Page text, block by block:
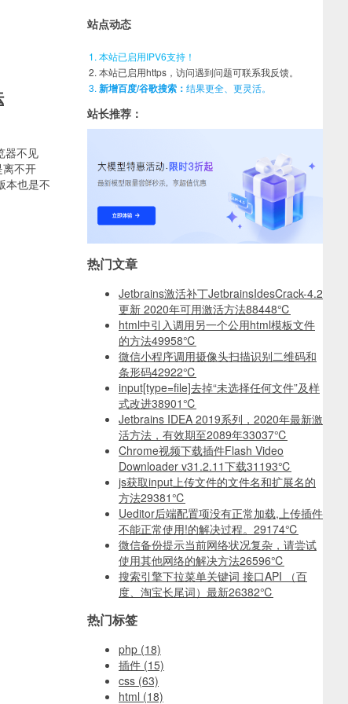
器不见
离不开
本也是不
站点动态
本站已启用IPV6支持！
本站已启用https，访问遇到问题可联系我反馈。
新增百度/谷歌搜索： 结果更全、更灵活。
站长推荐：
热门文章
Jetbrains激活补丁JetbrainsIdesCrack-4.2
更新 2020年可用激活方法88448℃
html中引入调用另一个公用html模板文件
的方法49958℃
微信小程序调用摄像头扫描识别二维码和
条形码42922℃
input[type=file]去掉“未选择任何文件”及样
式改进38901℃
Jetbrains IDEA 2019系列，2020年最新激
活方法，有效期至2089年33037℃
Chrome视频下载插件Flash Video
Downloader v31.2.11下载31193℃
js获取input上传文件的文件名和扩展名的
方法29381℃
Ueditor后端配置项没有正常加载,上传插件
不能正常使用!的解决过程。 29174℃
微信备份提示当前网络状况复杂，请尝试
使用其他网络的解决方法26596℃
搜索引擎下拉菜单关键词 接口API （百
度、淘宝长尾词）最新26382℃
热门标签
php (18)
插件 (15)
css (63)
html (18)